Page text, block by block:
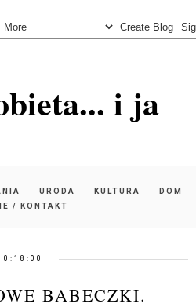
i ja
URODA KULTURA
DOM
/ KONTAKT
BABECZKI.